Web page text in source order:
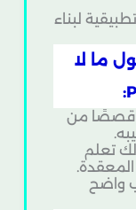
لبناء
ما لا
قصصًا من
تعلم
واضح